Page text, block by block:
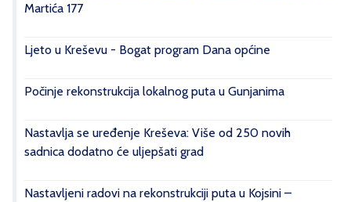
Martića 177
Ljeto u Kreševu - Bogat program Dana općine
Počinje rekonstrukcija lokalnog puta u Gunjanima
Nastavlja se uređenje Kreševa: Više od 250 novih
sadnica dodatno će uljepšati grad
Nastavljeni radovi na rekonstrukciji puta u Kojsini –